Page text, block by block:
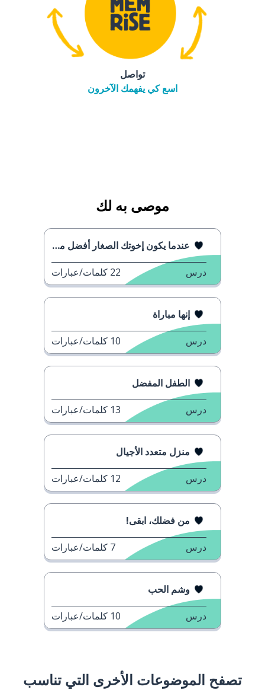
تواصل
اسع كي يفهمك الآخرون
موصى به لك
عندما يكون إخوتك الصغار أفضل منك
درس 22 كلمات/عبارات
إنها مباراة
درس 10 كلمات/عبارات
الطفل المفضل
درس 13 كلمات/عبارات
منزل متعدد الأجيال
درس 12 كلمات/عبارات
من فضلك، ابقى!
درس 7 كلمات/عبارات
وشم الحب
درس 10 كلمات/عبارات
تصفح الموضوعات الأخرى التي تناسب